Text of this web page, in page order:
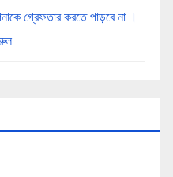
গ্রেফতার করতে পাড়বে না ।